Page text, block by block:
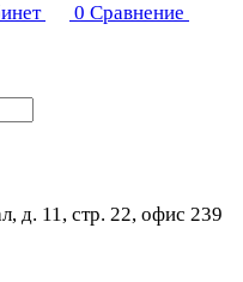
0 Сравнение
д. 11, стр. 22, офис 239